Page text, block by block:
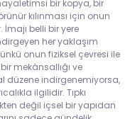
bir kopya, bir
kılınması için onun
İmajı belli bir yere
her yaklaşım
onun fiziksel çevresi ile
mekânsallığı ve
düzene indirgenemiyorsa,
ilgilidir. Tıpkı
değil içsel bir yapıdan